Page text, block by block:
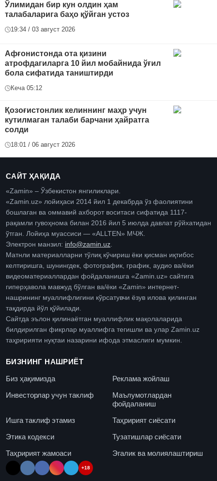
Ўлимидан бир кун олдин ҳам
талабаларига баҳо қўйган устоз
19:34 / 03 август 2026
Афғонистонда ота қизини
атрофдагиларга 10 йил мобайнида ўғил
бола сифатида таништирди
Кеча 05:12
Қозоғистонлик келиннинг маҳр учун
кутилмаган талаби барчани ҳайратга
солди
18:01 / 06 август 2026
САЙТ ҲАҚИДА
«Zamin» – Ўзбекистон янгиликлари.
«Zamin.uz» лойиҳаси 2014 йил 1 декабрда ўз фаолиятини
бошлаган ва оммавий ахборот воситаси сифатида 1117-
рақамли гувоҳнома билан 2016 йил 5 июлда давлат рўйхатидан
ўтган. Лойиҳа муассиси — «ALLTEN» МЧЖ.
Электрон манзил: info@zamin.uz.
Матнли материалларни тўлиқ кўчириш ёки қисман иқтибос
келтиришга, шунингдек, фотографик, график, аудио ва/ёки
видеоматериаллардан фойдаланишга «Zamin.uz» сайтига
гиперҳавола мавжуд бўлган ва/ёки «Zamin» интернет-
нашрининг муаллифлигини кўрсатувчи ёзув илова қилинган
тақдирда йўл қўйилади.
Сайтда эълон қилинаётган муаллифлик мақолаларида
билдирилган фикрлар муаллифга тегишли ва улар Zamin.uz
таҳририяти нуқтаи назарини ифода этмаслиги мумкин.
БИЗНИНГ НАШРИЁТ
Биз ҳақимизда
Реклама жойлаш
Инвесторлар учун таклиф
Маълумотлардан
фойдаланиш
Ишга таклиф этамиз
Таҳририят сиёсати
Этика кодекси
Тузатишлар сиёсати
Таҳририят жамоаси
Эгалик ва молиялаштириш
+18